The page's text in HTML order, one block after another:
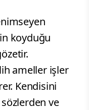
koyduğu
ameller işler
Kendisini
ve